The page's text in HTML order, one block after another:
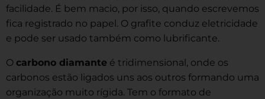
facilidade. É bem macio, por isso, quando escrevemos
fica registrado no papel. O grafite conduz eletricidade
e pode ser usado também como lubrificante.
O carbono diamante é tridimensional, onde os
carbonos estão ligados uns aos outros formando uma
organização muito rígida. Tem o formato de